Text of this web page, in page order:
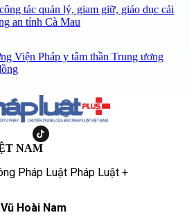
tác quản lý, giam giữ, giáo dục cải
an tỉnh Cà Mau
Viện Pháp y tâm thần Trung ương
NAM
Pháp Luật Pháp Luật +
Hoài Nam